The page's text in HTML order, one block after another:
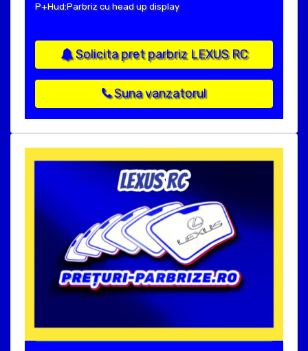
P+Hud:Parbriz cu head up display
Solicita pret parbriz LEXUS RC
Suna vanzatorul